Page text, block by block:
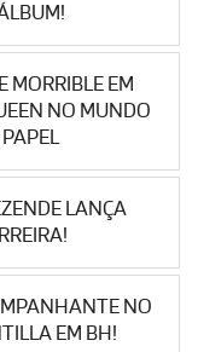
MORRIBLE EM
NO MUNDO
LANÇA
NO
EM BH!